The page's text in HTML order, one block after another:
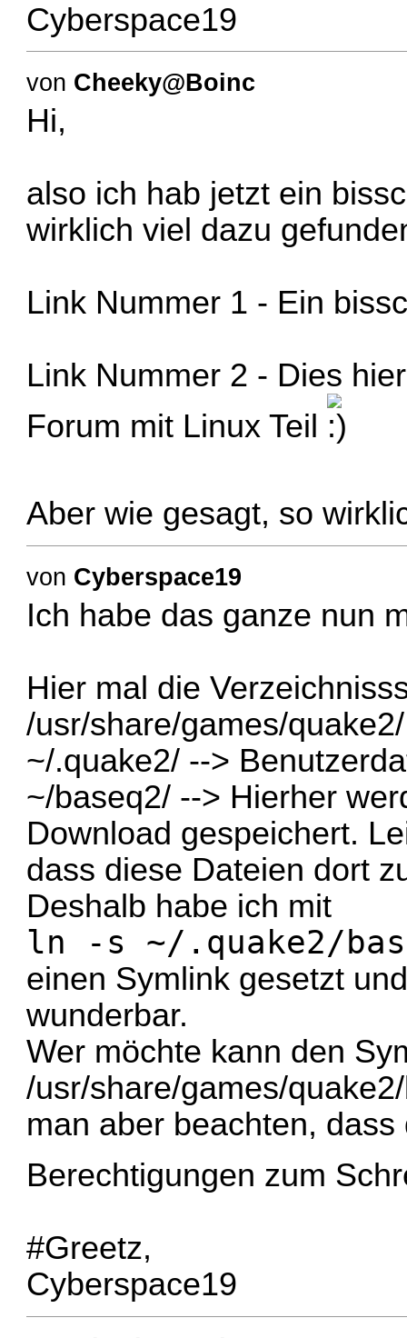
Cyberspace19
von Cheeky@Boinc
Hi,
also ich hab jetzt ein
wirklich viel dazu
Link Nummer 1 - Ein
Link Nummer 2 - Dies
Forum mit Linux Teil
Aber wie gesagt, so
von Cyberspace19
Ich habe das ganze nun
Hier mal die
/usr/share/games/
~/.quake2/ -->
~/baseq2/ --> Hierher
Download gespeichert.
dass diese Dateien dort
Deshalb habe ich mit
ln -s ~/.quake2/
einen Symlink gesetzt
wunderbar.
Wer möchte kann den
/usr/share/games/
man aber beachten,
Berechtigungen zum
#Greetz,
Cyberspace19